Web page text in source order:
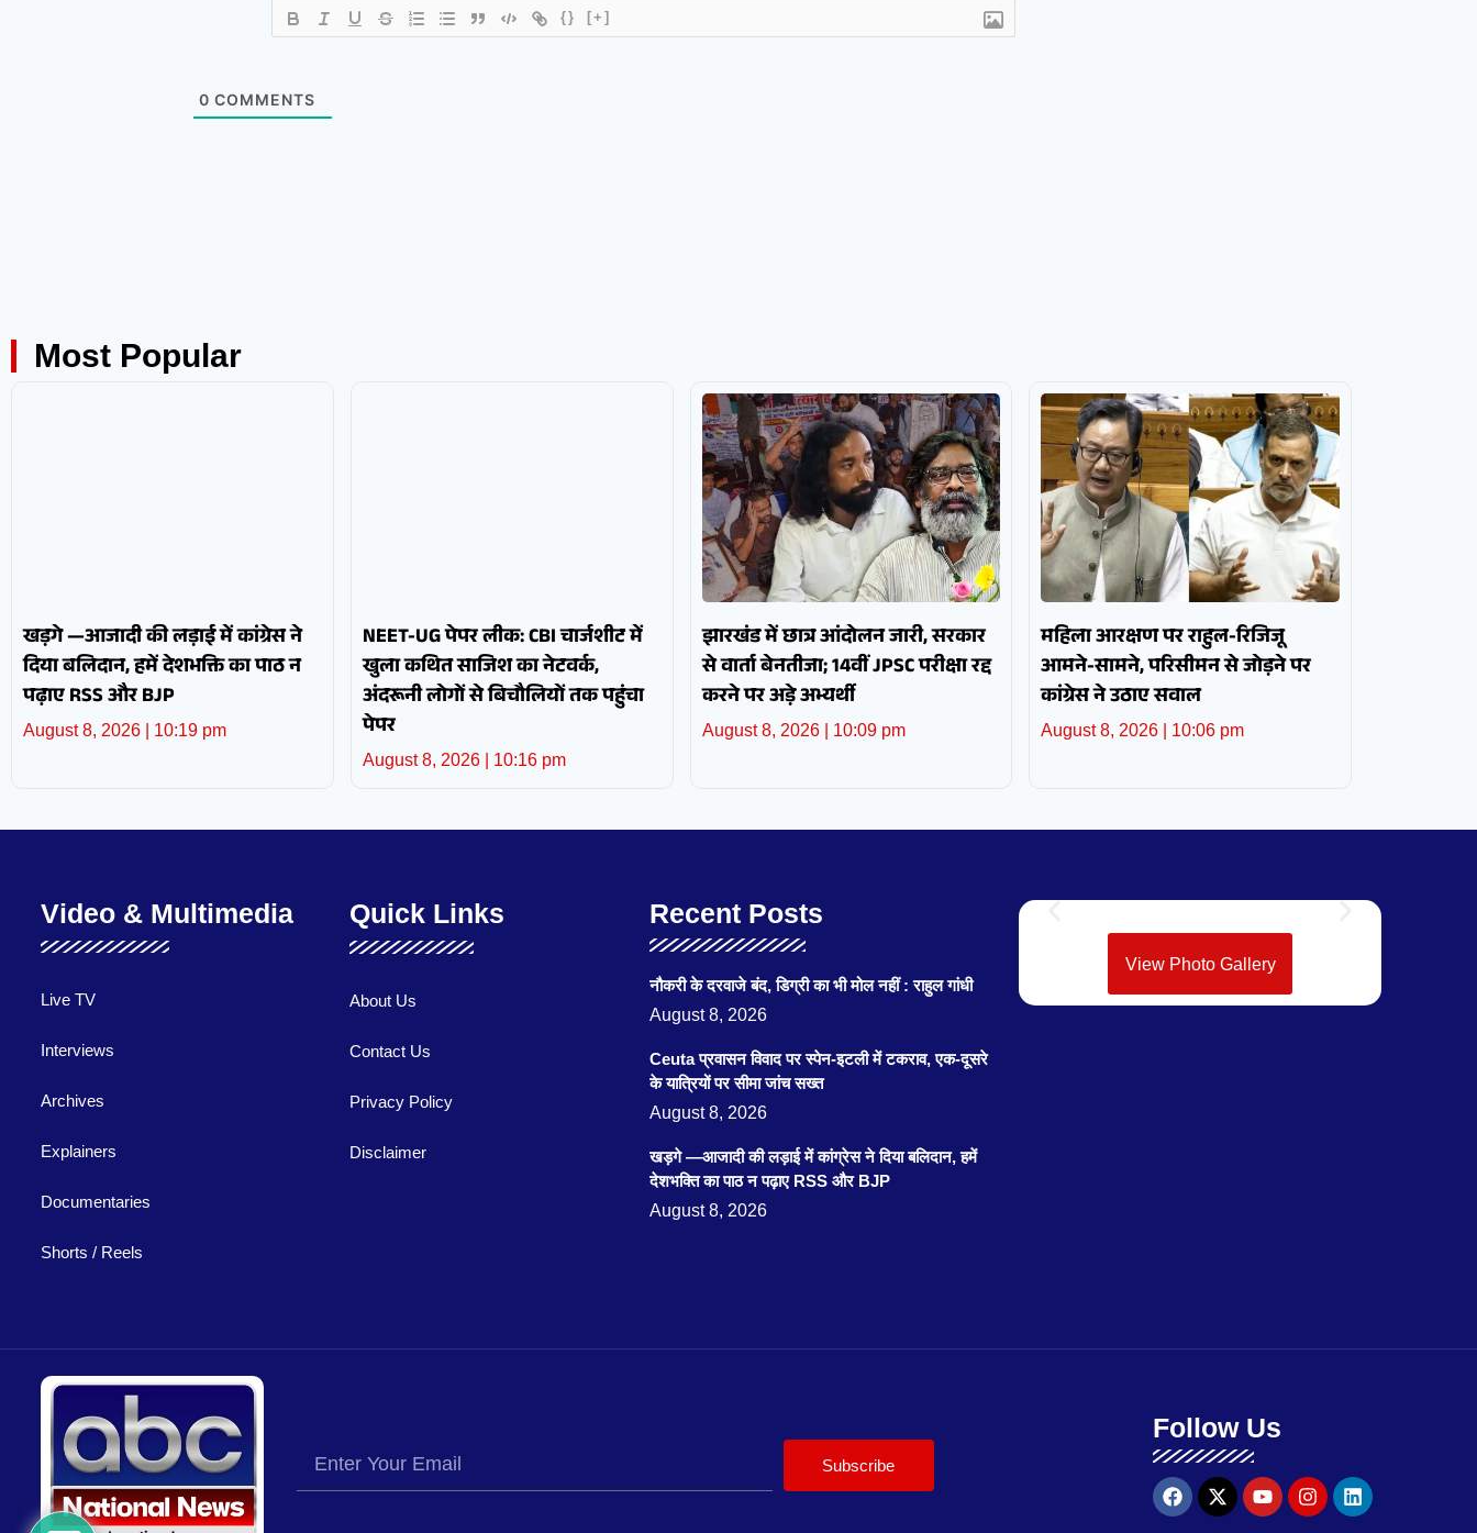
{} [+]
0 COMMENTS
Most Popular
खड़गे —आजादी की लड़ाई में कांग्रेस ने
दिया बलिदान, हमें देशभक्ति का पाठ न
पढ़ाए RSS और BJP
August 8, 2026 10:19 pm
NEET-UG पेपर लीक: CBI चार्जशीट में
खुला कथित साजिश का नेटवर्क,
अंदरूनी लोगों से बिचौलियों तक पहुंचा
पेपर
August 8, 2026 10:16 pm
झारखंड में छात्र आंदोलन जारी, सरकार
से वार्ता बेनतीजा; 14वीं JPSC परीक्षा रद्द
करने पर अड़े अभ्यर्थी
August 8, 2026 10:09 pm
महिला आरक्षण पर राहुल-रिजिजू
आमने-सामने, परिसीमन से जोड़ने पर
कांग्रेस ने उठाए सवाल
August 8, 2026 10:06 pm
Video & Multimedia
Live TV
Interviews
Archives
Explainers
Documentaries
Shorts / Reels
Quick Links
About Us
Contact Us
Privacy Policy
Disclaimer
Recent Posts
नौकरी के दरवाजे बंद, डिग्री का भी मोल नहीं : राहुल गांधी
August 8, 2026
Ceuta प्रवासन विवाद पर स्पेन-इटली में टकराव, एक-दूसरे
के यात्रियों पर सीमा जांच सख्त
August 8, 2026
खड़गे —आजादी की लड़ाई में कांग्रेस ने दिया बलिदान, हमें
देशभक्ति का पाठ न पढ़ाए RSS और BJP
August 8, 2026
View Photo Gallery
Subscribe
Follow Us